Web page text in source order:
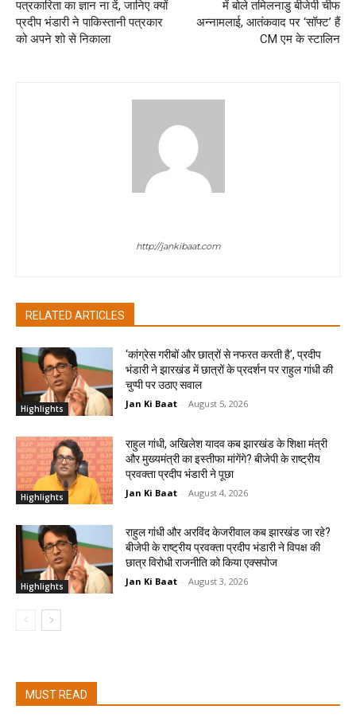
पत्रकारिता का ज्ञान ना दें, जानिए क्यों
प्रदीप भंडारी ने पाकिस्तानी पत्रकार
को अपने शो से निकाला
में बोले तमिलनाडु बीजेपी चीफ
अन्नामलाई, आतंकवाद पर ‘सॉफ्ट’ हैं
CM एम के स्टालिन
http://jankibaat.com
RELATED ARTICLES
Highlights
‘कांग्रेस गरीबों और छात्रों से नफरत करती है’, प्रदीप
भंडारी ने झारखंड में छात्रों के प्रदर्शन पर राहुल गांधी की
चुप्पी पर उठाए सवाल
Jan Ki Baat - August 5, 2026
Highlights
राहुल गांधी, अखिलेश यादव कब झारखंड के शिक्षा मंत्री
और मुख्यमंत्री का इस्तीफा मांगेंगे? बीजेपी के राष्ट्रीय
प्रवक्ता प्रदीप भंडारी ने पूछा
Jan Ki Baat - August 4, 2026
Highlights
राहुल गांधी और अरविंद केजरीवाल कब झारखंड जा रहे?
बीजेपी के राष्ट्रीय प्रवक्ता प्रदीप भंडारी ने विपक्ष की
छात्र विरोधी राजनीति को किया एक्सपोज
Jan Ki Baat - August 3, 2026
MUST READ